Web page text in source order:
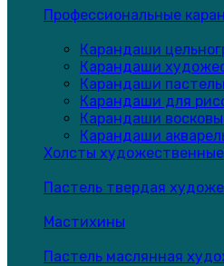
Профессиональные
Карандаши
Карандаши
Карандаши
Карандаши для
Карандаши
Карандаши
Холсты художественные
Пастель твердая
Мастихины
Пастель маслянная